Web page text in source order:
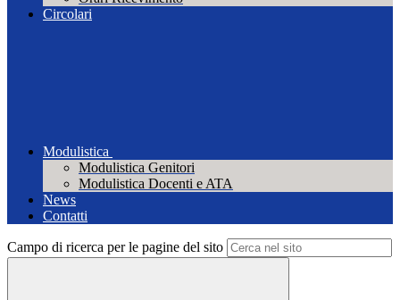
Circolari
Modulistica
Modulistica Genitori
Modulistica Docenti e ATA
News
Contatti
Campo di ricerca per le pagine del sito